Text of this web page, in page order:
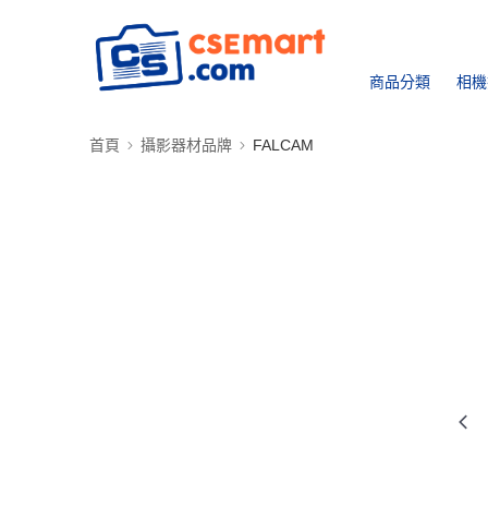
商品分類 相
首頁 攝影器材品牌 FALCAM